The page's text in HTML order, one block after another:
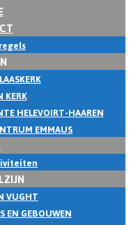
KERK
HELEVOIRT-HAAREN
EMMAUS
VUGHT
EN GEBOUWEN